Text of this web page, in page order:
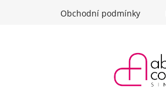
Obchodní podmínky